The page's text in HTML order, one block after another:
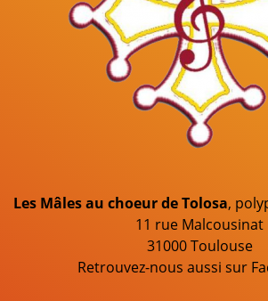
Les Mâles au choeur de Tolosa,
11 rue Malcousinat
31000 Toulouse
Retrouvez-nous aussi sur